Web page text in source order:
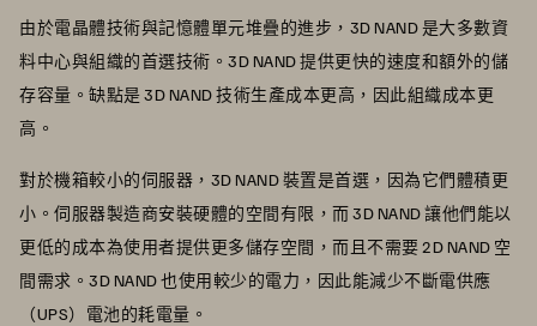
由於電晶體技術與記憶體單元堆疊的進步，3D NAND 是大多數資
料中心與組織的首選技術。3D NAND 提供更快的速度和額外的儲
存容量。缺點是 3D NAND 技術生產成本更高，因此組織成本更
高。
對於機箱較小的伺服器，3D NAND 裝置是首選，因為它們體積更
小。伺服器製造商安裝硬體的空間有限，而 3D NAND 讓他們能以
更低的成本為使用者提供更多儲存空間，而且不需要 2D NAND 空
間需求。3D NAND 也使用較少的電力，因此能減少不斷電供應
（UPS）電池的耗電量。